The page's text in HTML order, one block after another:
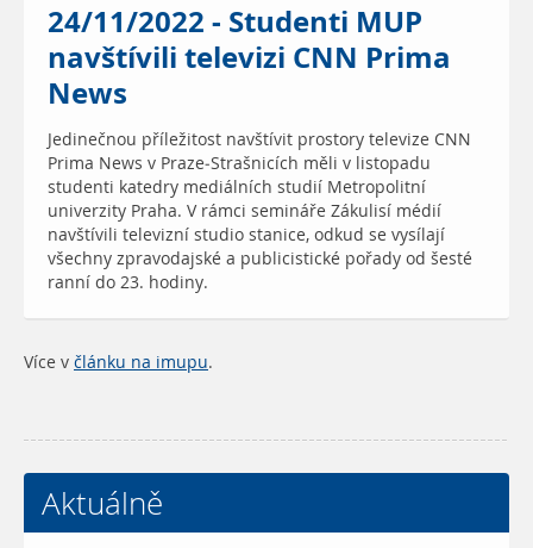
24/11/2022 - Studenti MUP
navštívili televizi CNN Prima
News
Jedinečnou příležitost navštívit prostory televize CNN
Prima News v Praze-Strašnicích měli v listopadu
studenti katedry mediálních studií Metropolitní
univerzity Praha. V rámci semináře Zákulisí médií
navštívili televizní studio stanice, odkud se vysílají
všechny zpravodajské a publicistické pořady od šesté
ranní do 23. hodiny.
Více v článku na imupu.
Aktuálně